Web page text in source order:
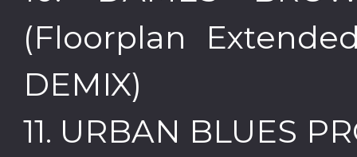
(Floorplan
DEMIX)
11. URBAN BLUES